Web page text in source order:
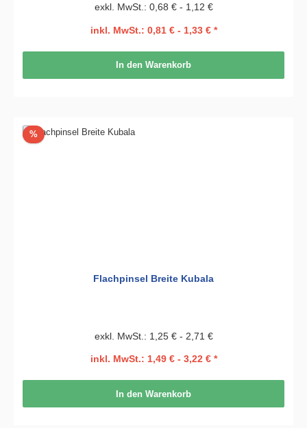
exkl. MwSt.: 0,68 € - 1,12 €
inkl. MwSt.: 0,81 € - 1,33 € *
In den Warenkorb
%Rabatt
Flachpinsel Breite Kubala
exkl. MwSt.: 1,25 € - 2,71 €
inkl. MwSt.: 1,49 € - 3,22 € *
In den Warenkorb